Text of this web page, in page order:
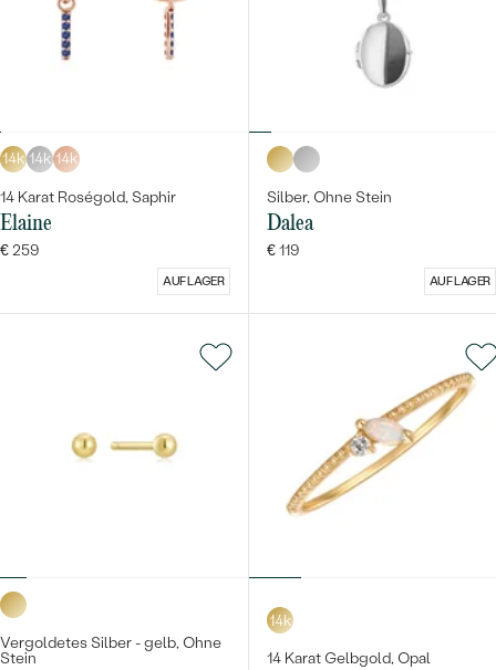
14k 14k 14k
14 Karat Roségold, Saphir
Elaine
€ 259
AUF LAGER
Silber, Ohne Stein
Dalea
€ 119
AUF LAGER
Vergoldetes Silber - gelb, Ohne
Stein
14k
14 Karat Gelbgold, Opal